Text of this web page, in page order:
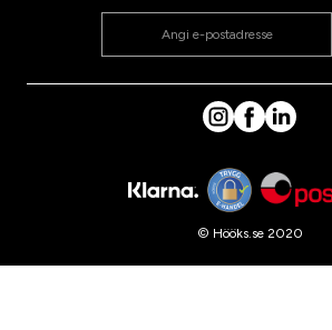
© Hööks.se 2020